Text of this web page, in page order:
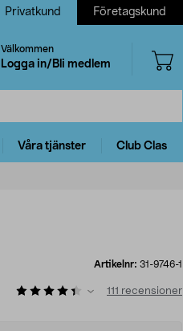
Privatkund Företagskund
Välkommen
Logga in/Bli medlem
Våra tjänster Club Clas
Artikelnr: 31-9746-1
111 recensioner